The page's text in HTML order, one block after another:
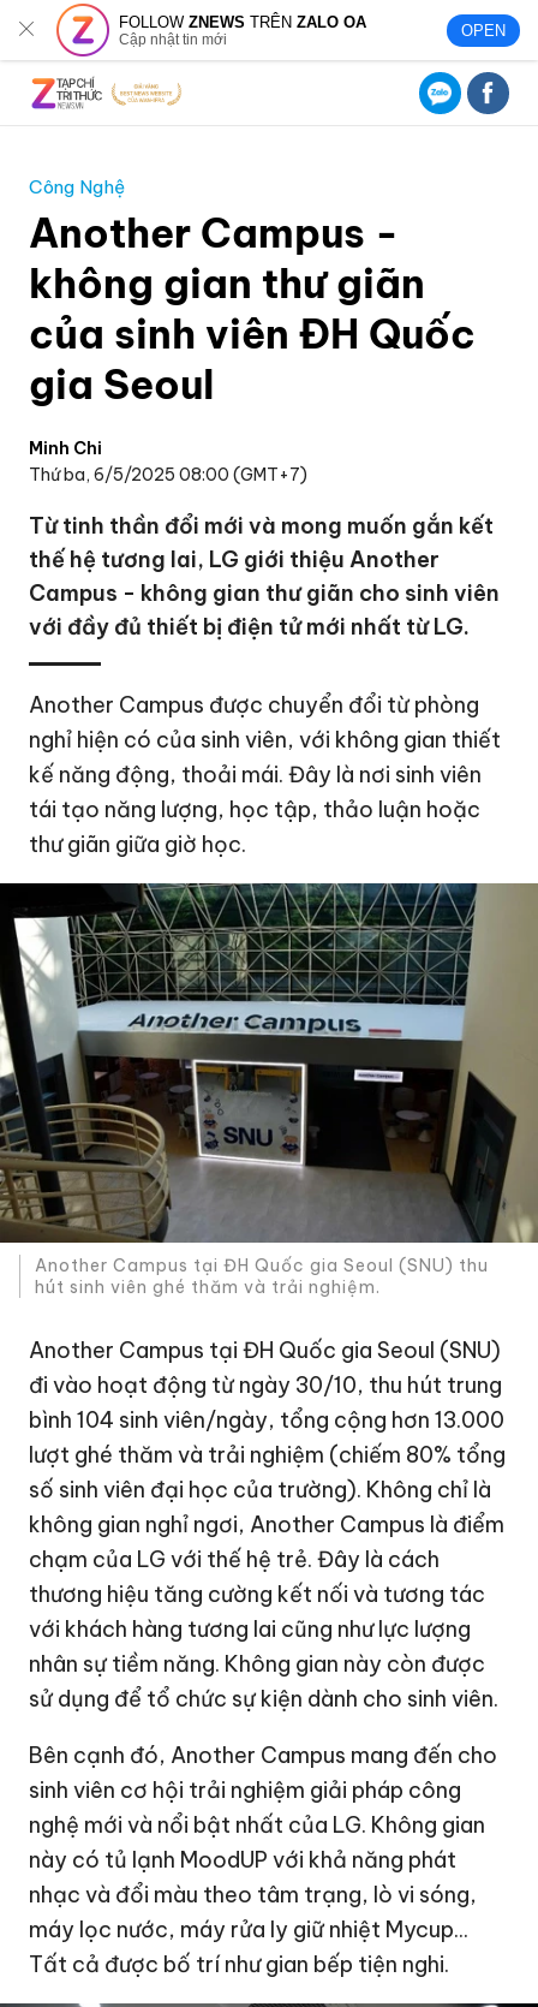
FOLLOWZNEWS TRÊNZALO OA
Cập nhật tin mới OPEN
Công Nghệ
Another Campus -
không gian thư giãn
của sinh viên ĐH Quốc
gia Seoul
Minh Chi
Thứ ba, 6/5/2025 08:00 (GMT+7)
Từ tinh thần đổi mới và mong muốn gắn kết
thế hệ tương lai, LG giới thiệu Another
Campus - không gian thư giãn cho sinh viên
với đầy đủ thiết bị điện tử mới nhất từ LG.
Another Campus được chuyển đổi từ phòng
nghỉ hiện có của sinh viên, với không gian thiết
kế năng động, thoải mái. Đây là nơi sinh viên
tái tạo năng lượng, học tập, thảo luận hoặc
thư giãn giữa giờ học.
Another Campus tại ĐH Quốc gia Seoul (SNU) thu
hút sinh viên ghé thăm và trải nghiệm.
Another Campus tại ĐH Quốc gia Seoul (SNU)
đi vào hoạt động từ ngày 30/10, thu hút trung
bình 104 sinh viên/ngày, tổng cộng hơn 13.000
lượt ghé thăm và trải nghiệm (chiếm 80% tổng
số sinh viên đại học của trường). Không chỉ là
không gian nghỉ ngơi, Another Campus là điểm
chạm của LG với thế hệ trẻ. Đây là cách
thương hiệu tăng cường kết nối và tương tác
với khách hàng tương lai cũng như lực lượng
nhân sự tiềm năng. Không gian này còn được
sử dụng để tổ chức sự kiện dành cho sinh viên.
Bên cạnh đó, Another Campus mang đến cho
sinh viên cơ hội trải nghiệm giải pháp công
nghệ mới và nổi bật nhất của LG. Không gian
này có tủ lạnh MoodUP với khả năng phát
nhạc và đổi màu theo tâm trạng, lò vi sóng,
máy lọc nước, máy rửa ly giữ nhiệt Mycup...
Tất cả được bố trí như gian bếp tiện nghi.